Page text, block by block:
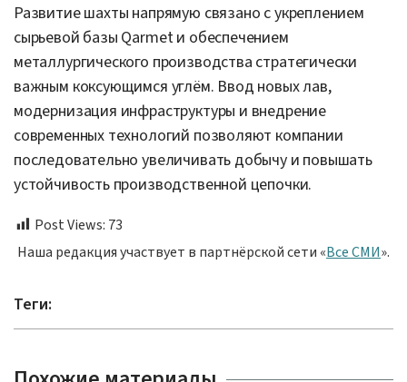
Развитие шахты напрямую связано с укреплением
сырьевой базы Qarmet и обеспечением
металлургического производства стратегически
важным коксующимся углём. Ввод новых лав,
модернизация инфраструктуры и внедрение
современных технологий позволяют компании
последовательно увеличивать добычу и повышать
устойчивость производственной цепочки.
Post Views: 73
Наша редакция участвует в партнёрской сети «Все СМИ».
Теги: